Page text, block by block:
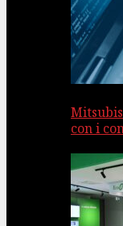
con i